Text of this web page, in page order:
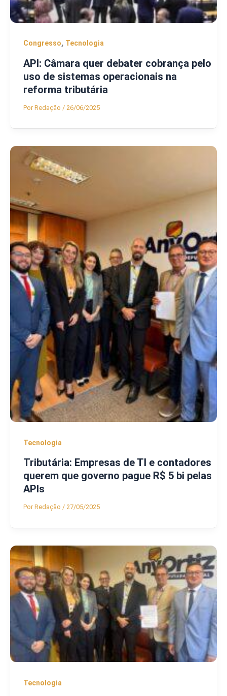
Congresso, Tecnologia
API: Câmara quer debater cobrança pelo
uso de sistemas operacionais na
reforma tributária
PorRedação / 26/06/2025
Tecnologia
Tributária: Empresas de TI e contadores
querem que governo pague R$ 5 bi pelas
APIs
PorRedação / 27/05/2025
Tecnologia